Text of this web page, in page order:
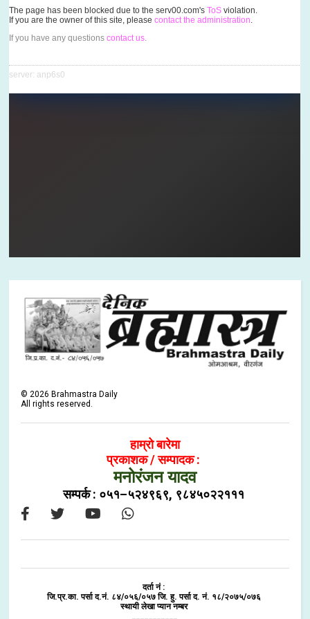
©2026 Brahmastra Daily
All rights reserved.
हाम्रो बारेमा
प्रकाशक / सम्पादक :
मनोरंजन यादव
सम्पर्क : ०५१–५२४९६९, ९८४५०२२१११
दर्ता नं :
जि.प्र.का. पर्सा द.नं. ८४/०५६/०५७ जि. हु. पर्सा द. नं. १८/२०७५/०७६
स्थायी लेखा प्यान नम्बर
___________